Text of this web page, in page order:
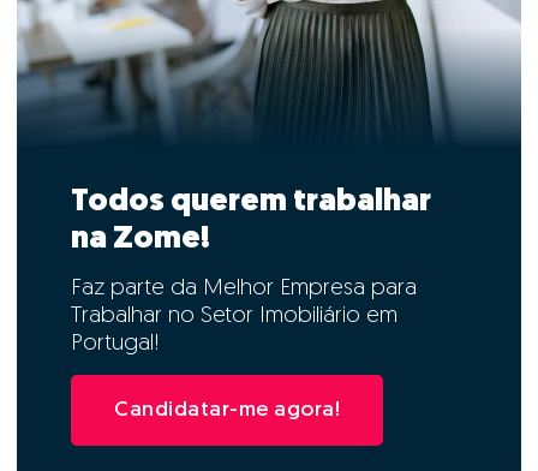
Todos querem trabalhar
na Zome!
Faz parte da Melhor Empresa para
Trabalhar no Setor Imobiliário em
Portugal!
Candidatar-me agora!